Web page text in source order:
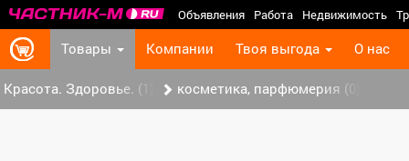
Объявления Работа Недвижимость
Товары Компании Твоя выгода О нас
Красота. Здоровье. (1) косметика, парфюмерия (0)